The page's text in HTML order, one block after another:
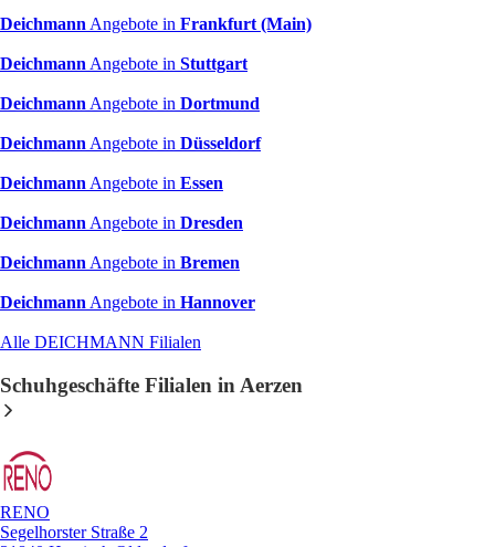
DeichmannAngebote in Frankfurt (Main)
DeichmannAngebote in Stuttgart
DeichmannAngebote in Dortmund
DeichmannAngebote in Düsseldorf
DeichmannAngebote in Essen
DeichmannAngebote in Dresden
DeichmannAngebote in Bremen
DeichmannAngebote in Hannover
Alle DEICHMANN Filialen
Schuhgeschäfte Filialen in Aerzen
RENO
Segelhorster Straße 2